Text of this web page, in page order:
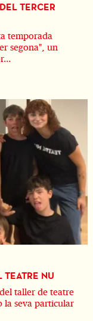
TERCER
temporada
segona", un
TEATRE NU
taller de teatre
la seva particular